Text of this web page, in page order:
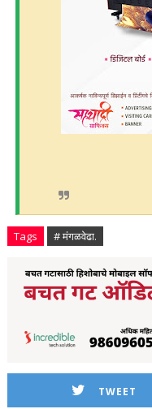
Tags # मंगळवेढा.
TWEET